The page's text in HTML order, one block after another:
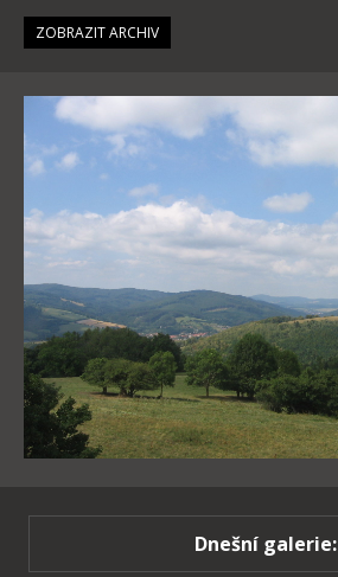
ZOBRAZIT ARCHIV
Dnešní galerie: